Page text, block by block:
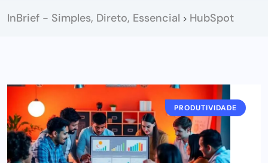
InBrief - Simples, Direto, Essencial > HubSpot
PRODUTIVIDADE